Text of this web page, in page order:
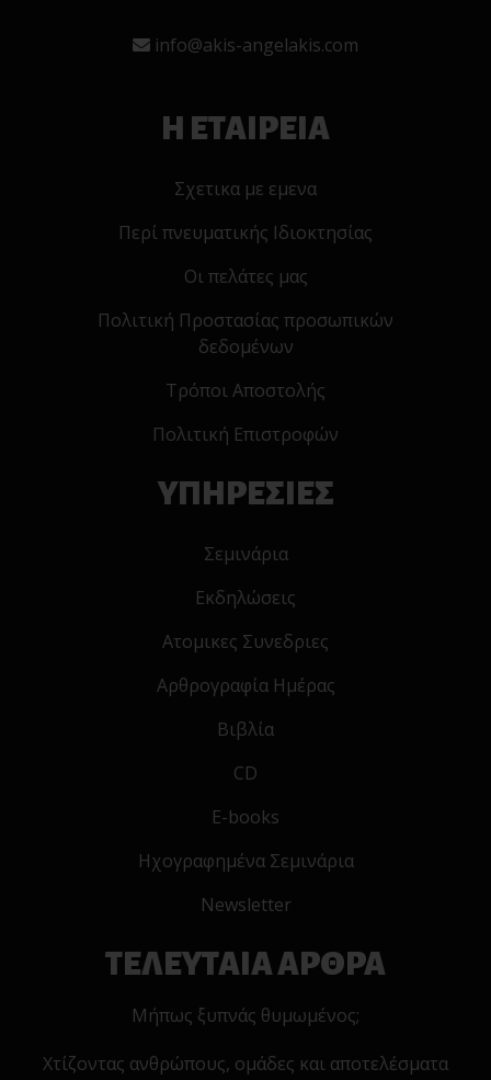
info@akis-angelakis.com
Η ΕΤΑΙΡΕΙΑ
Σχετικα με εμενα
Περί πνευματικής Ιδιοκτησίας
Οι πελάτες μας
Πολιτική Προστασίας προσωπικών
δεδομένων
Τρόποι Αποστολής
Πολιτική Επιστροφών
ΥΠΗΡΕΣΙΕΣ
Σεμινάρια
Εκδηλώσεις
Ατομικες Συνεδριες
Αρθρογραφία Ημέρας
Βιβλία
CD
E-books
Ηχογραφημένα Σεμινάρια
Newsletter
ΤΕΛΕΥΤΑΙΑ ΑΡΘΡΑ
Μήπως ξυπνάς θυμωμένος;
Χτίζοντας ανθρώπους, ομάδες και αποτελέσματα